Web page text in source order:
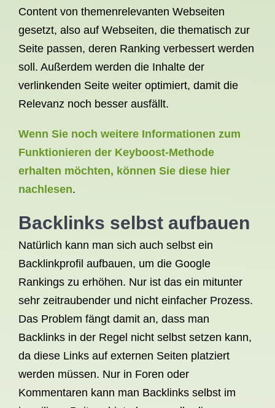
Content von themenrelevanten Webseiten
gesetzt, also auf Webseiten, die thematisch zur
Seite passen, deren Ranking verbessert werden
soll. Außerdem werden die Inhalte der
verlinkenden Seite weiter optimiert, damit die
Relevanz noch besser ausfällt.
Wenn Sie noch weitere Informationen zum
Funktionieren der Keyboost-Methode
erhalten möchten, können Sie diese hier
nachlesen.
Backlinks selbst aufbauen
Natürlich kann man sich auch selbst ein
Backlinkprofil aufbauen, um die Google
Rankings zu erhöhen. Nur ist das ein mitunter
sehr zeitraubender und nicht einfacher Prozess.
Das Problem fängt damit an, dass man
Backlinks in der Regel nicht selbst setzen kann,
da diese Links auf externen Seiten platziert
werden müssen. Nur in Foren oder
Kommentaren kann man Backlinks selbst im